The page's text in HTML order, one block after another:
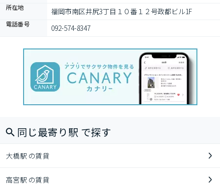
所在地 福岡市南区井尻3丁目１０番１２号政都ビル1F
電話番号 092-574-8347
同じ最寄り駅 で探す
大橋駅 の賃貸
高宮駅 の賃貸